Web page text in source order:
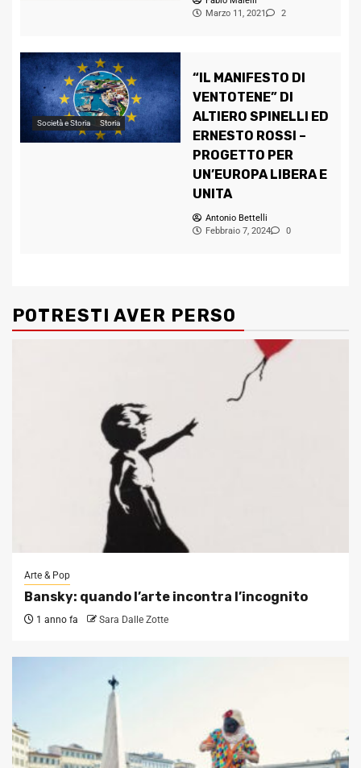
Marzo 11, 2021
2
Società e Storia Storia
“IL MANIFESTO DI
VENTOTENE” DI
ALTIERO SPINELLI ED
ERNESTO ROSSI –
PROGETTO PER
UN’EUROPA LIBERA E
UNITA
Antonio Bettelli
Febbraio 7, 2024
0
POTRESTI AVER PERSO
Arte & Pop
Bansky: quando l’arte incontra l’incognito
1 anno fa Sara Dalle Zotte